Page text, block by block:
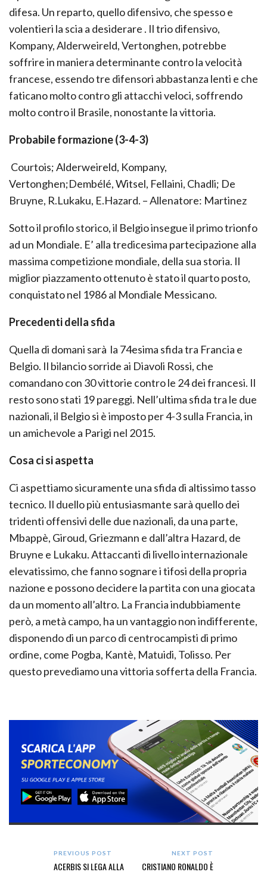
difesa. Un reparto, quello difensivo, che spesso e
volentieri la scia a desiderare . Il trio difensivo,
Kompany, Alderweireld, Vertonghen, potrebbe
soffrire in maniera determinante contro la velocità
francese, essendo tre difensori abbastanza lenti e che
faticano molto contro gli attacchi veloci, soffrendo
molto contro il Brasile, nonostante la vittoria.
Probabile formazione (3-4-3)
Courtois; Alderweireld, Kompany,
Vertonghen;Dembélé, Witsel, Fellaini, Chadli; De
Bruyne, R.Lukaku, E.Hazard. – Allenatore: Martinez
Sotto il profilo storico, il Belgio insegue il primo trionfo
ad un Mondiale. E’ alla tredicesima partecipazione alla
massima competizione mondiale, della sua storia. Il
miglior piazzamento ottenuto è stato il quarto posto,
conquistato nel 1986 al Mondiale Messicano.
Precedenti della sfida
Quella di domani sarà la 74esima sfida tra Francia e
Belgio. Il bilancio sorride ai Diavoli Rossi, che
comandano con 30 vittorie contro le 24 dei francesi. Il
resto sono stati 19 pareggi. Nell’ultima sfida tra le due
nazionali, il Belgio si è imposto per 4-3 sulla Francia, in
un amichevole a Parigi nel 2015.
Cosa ci si aspetta
Ci aspettiamo sicuramente una sfida di altissimo tasso
tecnico. Il duello più entusiasmante sarà quello dei
tridenti offensivi delle due nazionali, da una parte,
Mbappè, Giroud, Griezmann e dall’altra Hazard, de
Bruyne e Lukaku. Attaccanti di livello internazionale
elevatissimo, che fanno sognare i tifosi della propria
nazione e possono decidere la partita con una giocata
da un momento all’altro. La Francia indubbiamente
però, a metà campo, ha un vantaggio non indifferente,
disponendo di un parco di centrocampisti di primo
ordine, come Pogba, Kantè, Matuidi, Tolisso. Per
questo prevediamo una vittoria sofferta della Francia.
PREVIOUS POST
ACERBIS SI LEGA ALLA
NEXT POST
CRISTIANO RONALDO È